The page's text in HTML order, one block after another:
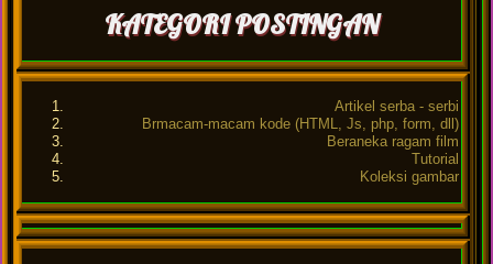
KATEGORI POSTINGAN
Artikel serba - serbi
Brmacam-macam kode (HTML, Js, php, form, dll)
Beraneka ragam film
Tutorial
Koleksi gambar